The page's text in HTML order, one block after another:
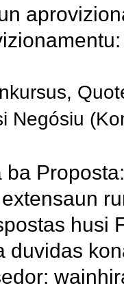
Negósiu
husi
duvidas